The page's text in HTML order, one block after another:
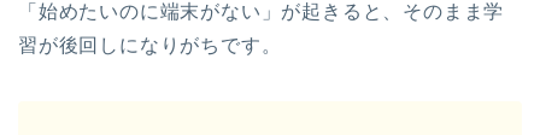
「始めたいのに端末がない」が起きると、そのまま学
習が後回しになりがちです。